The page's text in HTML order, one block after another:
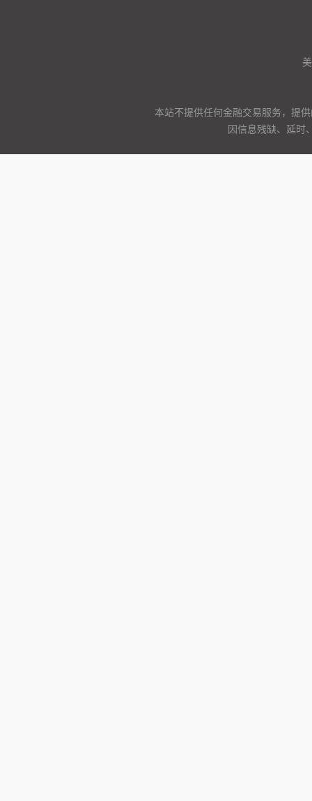
本站不提供任何金融交易服务，提
因信息残缺、延时